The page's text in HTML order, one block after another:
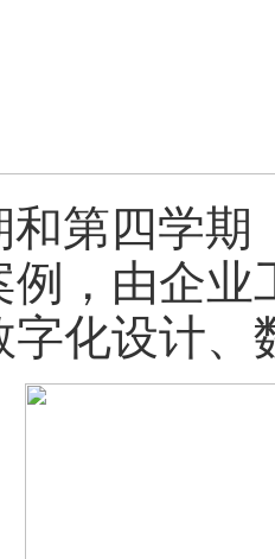
和第四学期
例，由企
字化设计、